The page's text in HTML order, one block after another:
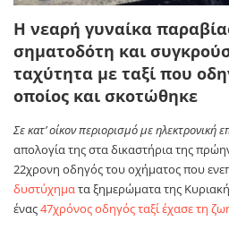
Η νεαρή γυναίκα
σηματοδότη και
ταχύτητα με ταξί που
οποίος και σκοτώθηκε
Σε κατ’ οίκον περιορισμό με ηλεκτρονική
απολογία της στα δικαστήρια της
22χρονη οδηγός του οχήματος που
δυστύχηματα ξημερώματα της
ένας47χρόνος οδηγός ταξί έχασε τη